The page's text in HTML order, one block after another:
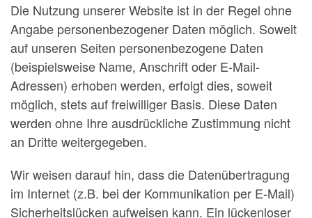
Die Nutzung unserer Website ist in der Regel ohne
Angabe personenbezogener Daten möglich. Soweit
auf unseren Seiten personenbezogene Daten
(beispielsweise Name, Anschrift oder E-Mail-
Adressen) erhoben werden, erfolgt dies, soweit
möglich, stets auf freiwilliger Basis. Diese Daten
werden ohne Ihre ausdrückliche Zustimmung nicht
an Dritte weitergegeben.
Wir weisen darauf hin, dass die Datenübertragung
im Internet (z.B. bei der Kommunikation per E-Mail)
Sicherheitslücken aufweisen kann. Ein lückenloser